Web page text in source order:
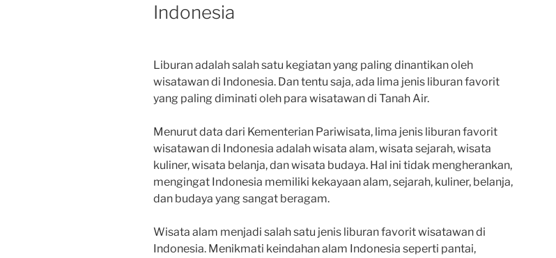
Indonesia
Liburan adalah salah satu kegiatan yang paling dinantikan oleh
wisatawan di Indonesia. Dan tentu saja, ada lima jenis liburan favorit
yang paling diminati oleh para wisatawan di Tanah Air.
Menurut data dari Kementerian Pariwisata, lima jenis liburan favorit
wisatawan di Indonesia adalah wisata alam, wisata sejarah, wisata
kuliner, wisata belanja, dan wisata budaya. Hal ini tidak mengherankan,
mengingat Indonesia memiliki kekayaan alam, sejarah, kuliner, belanja,
dan budaya yang sangat beragam.
Wisata alam menjadi salah satu jenis liburan favorit wisatawan di
Indonesia. Menikmati keindahan alam Indonesia seperti pantai,